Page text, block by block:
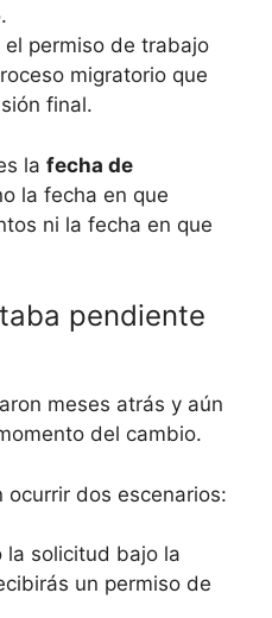
el permiso de trabajo
migratorio que
final.
la fecha de
la fecha en que
ni la fecha en que
pendiente
meses atrás y aún
del cambio.
ocurrir dos escenarios:
la solicitud bajo la
un permiso de